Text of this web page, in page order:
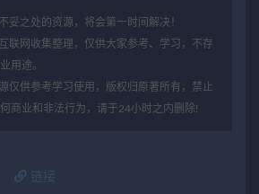
妥之处的资源，将会第一时间解决！
联网收集整理，仅供大家参考、学习，不存
用途。
仅供参考学习使用，版权归原著所有，禁止
商业和非法行为，请于24小时之内删除!
链接